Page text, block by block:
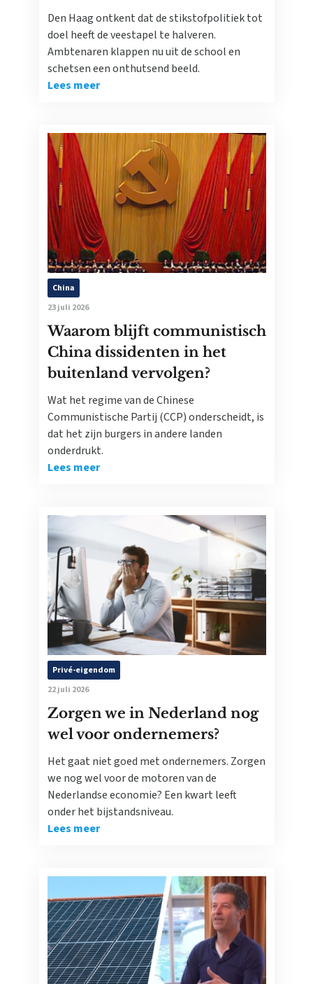
Den Haag ontkent dat de stikstofpolitiek tot
doel heeft de veestapel te halveren.
Ambtenaren klappen nu uit de school en
schetsen een onthutsend beeld.
Lees meer
China
23 juli 2026
Waarom blijft communistisch
China dissidenten in het
buitenland vervolgen?
Wat het regime van de Chinese
Communistische Partij (CCP) onderscheidt, is
dat het zijn burgers in andere landen
onderdrukt.
Lees meer
Privé-eigendom
22 juli 2026
Zorgen we in Nederland nog
wel voor ondernemers?
Het gaat niet goed met ondernemers. Zorgen
we nog wel voor de motoren van de
Nederlandse economie? Een kwart leeft
onder het bijstandsniveau.
Lees meer